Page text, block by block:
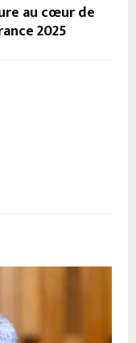
au cœur de
2025